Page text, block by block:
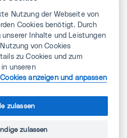
wir voran;
Nutzung der Webseite von
Cookies benötigt. Durch
Inhalte und Leistungen
von Cookies
zu Cookies und zum
unseren
Cookies anzeigen und anpassen
zulassen
zulassen